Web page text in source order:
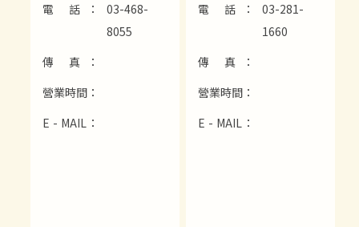
電 話：
03-468-
8055
傳 真：
營業時間：
E - MAIL：
電 話：
03-281-
1660
傳 真：
營業時間：
E - MAIL：